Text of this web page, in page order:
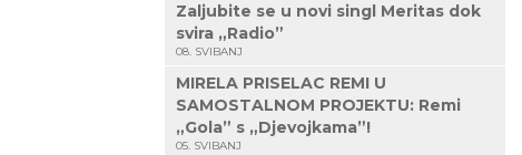
Zaljubite se u novi singl Meritas dok
svira „Radio”
08. SVIBANJ
MIRELA PRISELAC REMI U
SAMOSTALNOM PROJEKTU: Remi
„Gola” s „Djevojkama”!
05. SVIBANJ